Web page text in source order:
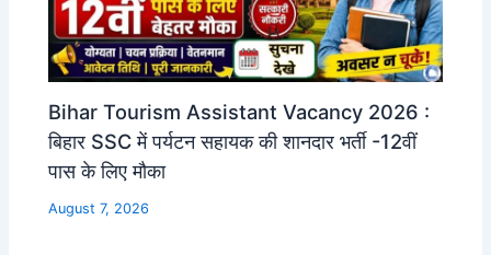
Bihar Tourism Assistant Vacancy 2026 :
बिहार SSC में पर्यटन सहायक की शानदार भर्ती -12वीं
पास के लिए मौका
August 7, 2026